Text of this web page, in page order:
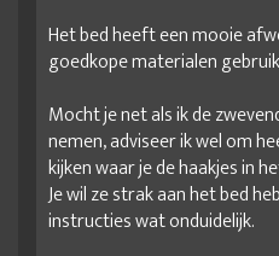
Het bed heeft een mooie
goedkope materialen
Mocht je net als ik de
nemen, adviseer ik wel om
kijken waar je de haakjes in
Je wil ze strak aan het bed
instructies wat onduidelijk.